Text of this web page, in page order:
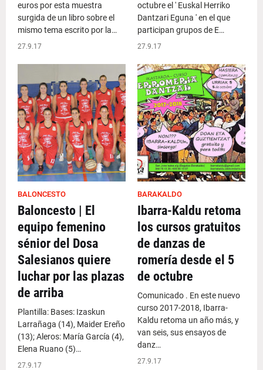
euros por esta muestra
surgida de un libro sobre el
mismo tema escrito por la…
27.9.17
octubre el ' Euskal Herriko
Dantzari Eguna ' en el que
participan grupos de E…
27.9.17
BALONCESTO
Baloncesto | El
equipo femenino
sénior del Dosa
Salesianos quiere
luchar por las plazas
de arriba
Plantilla: Bases: Izaskun
Larrañaga (14), Maider Ereño
(13); Aleros: María García (4),
Elena Ruano (5)…
27.9.17
BARAKALDO
Ibarra-Kaldu retoma
los cursos gratuitos
de danzas de
romería desde el 5
de octubre
Comunicado . En este nuevo
curso 2017-2018, Ibarra-
Kaldu retoma un año más, y
van seis, sus ensayos de
danz…
27.9.17